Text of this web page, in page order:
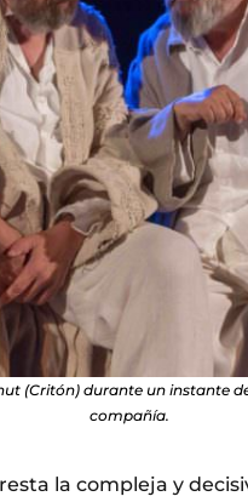
(Critón) durante un instante
compañía.
la compleja y